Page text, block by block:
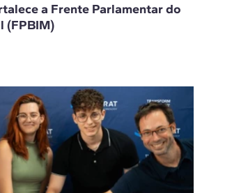
a Frente Parlamentar do
(FPBIM)